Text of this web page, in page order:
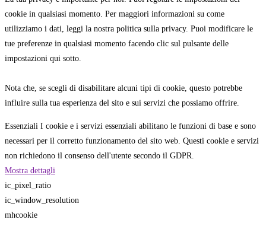
cookie in qualsiasi momento. Per maggiori informazioni su come
utilizziamo i dati, leggi la nostra politica sulla privacy. Puoi modificare le
tue preferenze in qualsiasi momento facendo clic sul pulsante delle
impostazioni qui sotto.
Nota che, se scegli di disabilitare alcuni tipi di cookie, questo potrebbe
influire sulla tua esperienza del sito e sui servizi che possiamo offrire.
Essenziali I cookie e i servizi essenziali abilitano le funzioni di base e sono
necessari per il corretto funzionamento del sito web. Questi cookie e servizi
non richiedono il consenso dell'utente secondo il GDPR.
Mostra dettagli
ic_pixel_ratio
ic_window_resolution
mhcookie